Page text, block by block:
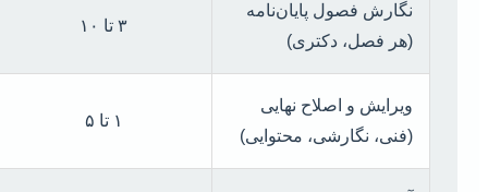
نگارش فصول پایان‌نامه
(هر فصل، دکتری)
۳ تا ۱۰
ویرایش و اصلاح نهایی
(فنی، نگارشی، محتوایی)
۱ تا ۵